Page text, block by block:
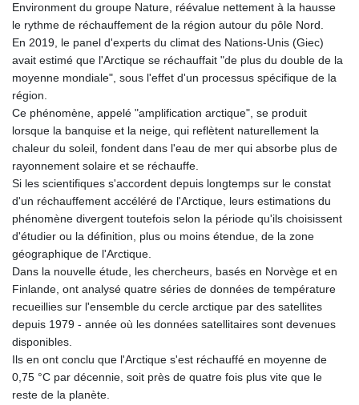
Environment du groupe Nature, réévalue nettement à la hausse
le rythme de réchauffement de la région autour du pôle Nord.
En 2019, le panel d'experts du climat des Nations-Unis (Giec)
avait estimé que l'Arctique se réchauffait "de plus du double de la
moyenne mondiale", sous l'effet d'un processus spécifique de la
région.
Ce phénomène, appelé "amplification arctique", se produit
lorsque la banquise et la neige, qui reflètent naturellement la
chaleur du soleil, fondent dans l'eau de mer qui absorbe plus de
rayonnement solaire et se réchauffe.
Si les scientifiques s'accordent depuis longtemps sur le constat
d'un réchauffement accéléré de l'Arctique, leurs estimations du
phénomène divergent toutefois selon la période qu'ils choisissent
d'étudier ou la définition, plus ou moins étendue, de la zone
géographique de l'Arctique.
Dans la nouvelle étude, les chercheurs, basés en Norvège et en
Finlande, ont analysé quatre séries de données de température
recueillies sur l'ensemble du cercle arctique par des satellites
depuis 1979 - année où les données satellitaires sont devenues
disponibles.
Ils en ont conclu que l'Arctique s'est réchauffé en moyenne de
0,75 °C par décennie, soit près de quatre fois plus vite que le
reste de la planète.